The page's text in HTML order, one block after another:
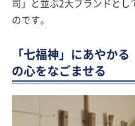
司」と並ぶ2大ブランドとし
のです。
「七福神」にあやか
の心をなごませる